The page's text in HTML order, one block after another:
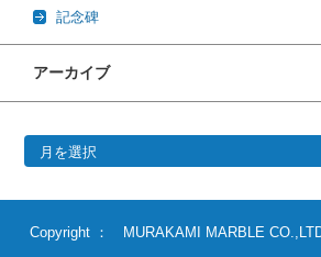
記念碑
アーカイブ
Copyright ： MURAKAMI MARBLE